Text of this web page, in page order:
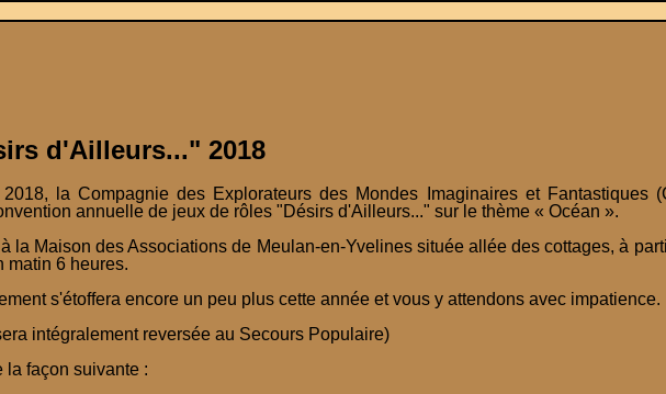
d'Ailleurs..." 2018
la Compagnie des Explorateurs des Mondes Imaginaires et Fantastiques
annuelle de jeux de rôles "Désirs d'Ailleurs..." sur le thème « Océan ».
à la Maison des Associations de Meulan-en-Yvelines située allée des cottages, à
matin 6 heures.
s'étoffera encore un peu plus cette année et vous y attendons avec impatience.
intégralement reversée au Secours Populaire)
la façon suivante :